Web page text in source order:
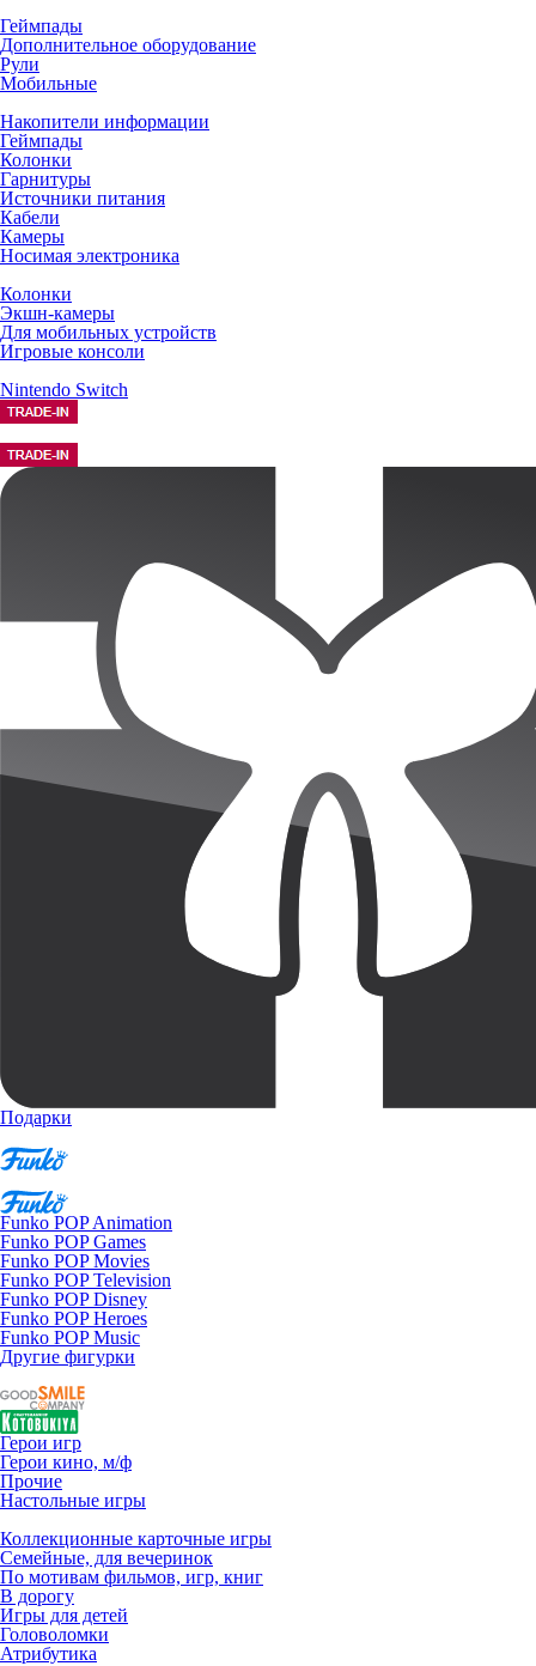
Геймпады
Дополнительное оборудование
Рули
Мобильные
Накопители информации
Геймпады
Колонки
Гарнитуры
Источники питания
Кабели
Камеры
Носимая электроника
Колонки
Экшн-камеры
Для мобильных устройств
Игровые консоли
Nintendo Switch
Подарки
Funko POP Animation
Funko POP Games
Funko POP Movies
Funko POP Television
Funko POP Disney
Funko POP Heroes
Funko POP Music
Другие фигурки
Герои игр
Герои кино, м/ф
Прочие
Настольные игры
Коллекционные карточные игры
Семейные, для вечеринок
По мотивам фильмов, игр, книг
В дорогу
Игры для детей
Головоломки
Атрибутика